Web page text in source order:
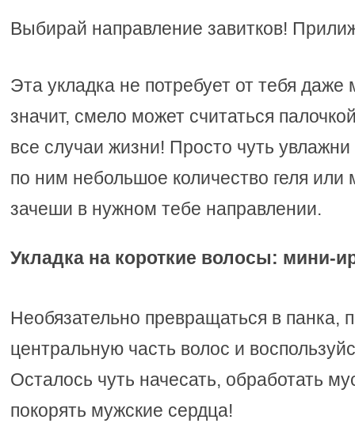
Выбирай направление завитков!
Эта укладка не потребует от тебя даже
значит, смело может считаться
все случаи жизни! Просто чуть
по ним небольшое количество геля или
зачеши в нужном тебе направлении.
Укладка на короткие волосы: мини-
Необязательно превращаться в панка,
центральную часть волос и
Осталось чуть начесать, обработать
покорять мужские сердца!